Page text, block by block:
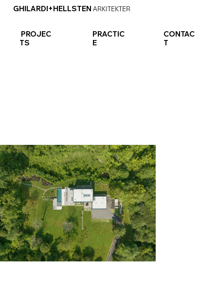
GHILARDI+HELLSTEN ARKITEKTER
PROJEC
TS
PRACTIC
E
CONTAC
T